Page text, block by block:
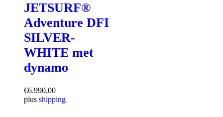
JETSURF®
Adventure DFI
SILVER-
WHITE met
dynamo
€6.990,00
plus shipping